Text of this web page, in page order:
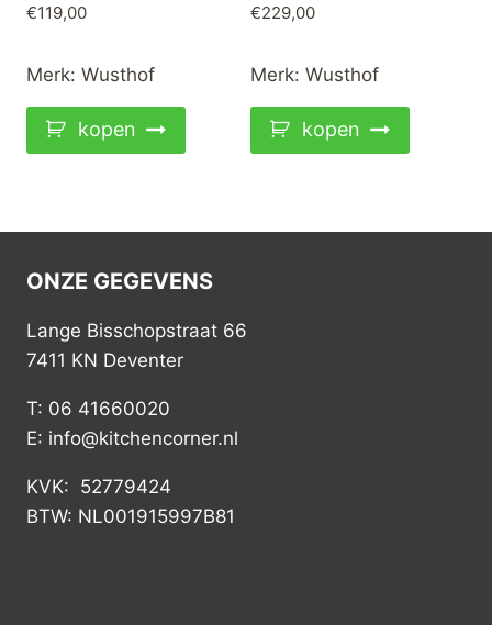
€119,00
Merk: Wusthof
kopen
€229,00
Merk: Wusthof
kopen
ONZE GEGEVENS
Lange Bisschopstraat 66
7411 KN Deventer
T: 06 41660020
E: info@kitchencorner.nl
KVK: 52779424
BTW: NL001915997B81